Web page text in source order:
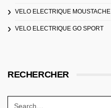
VELO ELECTRIQUE MOUSTACHE
VELO ELECTRIQUE GO SPORT
RECHERCHER